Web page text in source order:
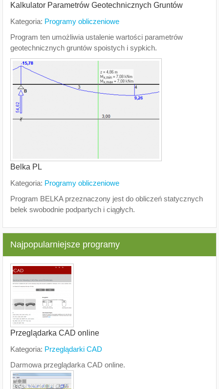
Kalkulator Parametrów Geotechnicznych Gruntów
Kategoria: Programy obliczeniowe
Program ten umożliwia ustalenie wartości parametrów
geotechnicznych gruntów spoistych i sypkich.
Belka PL
Kategoria: Programy obliczeniowe
Program BELKA przeznaczony jest do obliczeń statycznych
belek swobodnie podpartych i ciągłych.
Najpopularniejsze programy
Przeglądarka CAD online
Kategoria: Przeglądarki CAD
Darmowa przeglądarka CAD online.